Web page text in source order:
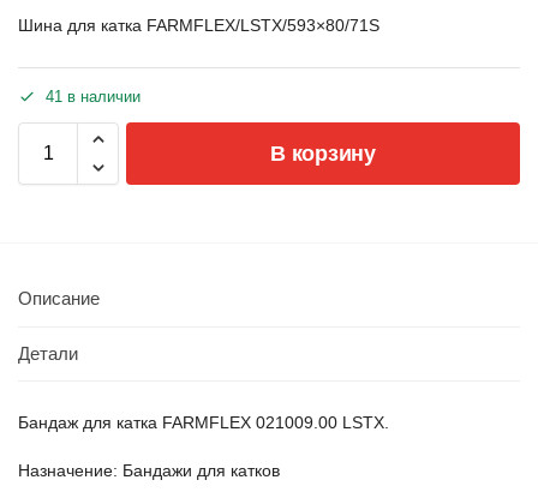
Шина для катка FARMFLEX/LSTX/593×80/71S
41 в наличии
В корзину
Описание
Детали
Бандаж для катка FARMFLEX 021009.00 LSTX.
Назначение: Бандажи для катков